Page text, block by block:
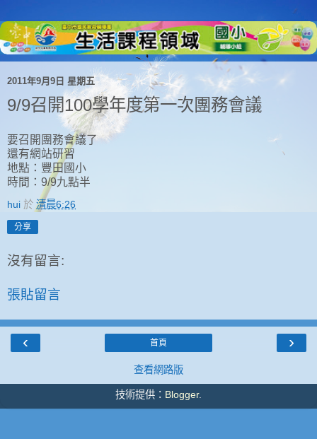
2011年9月9日 星期五
9/9召開100學年度第一次團務會議
要召開團務會議了
還有網站研習
地點：豐田國小
時間：9/9九點半
hui 於 清晨6:26
分享
沒有留言:
張貼留言
‹ ›
首頁
查看網路版
技術提供： Blogger.